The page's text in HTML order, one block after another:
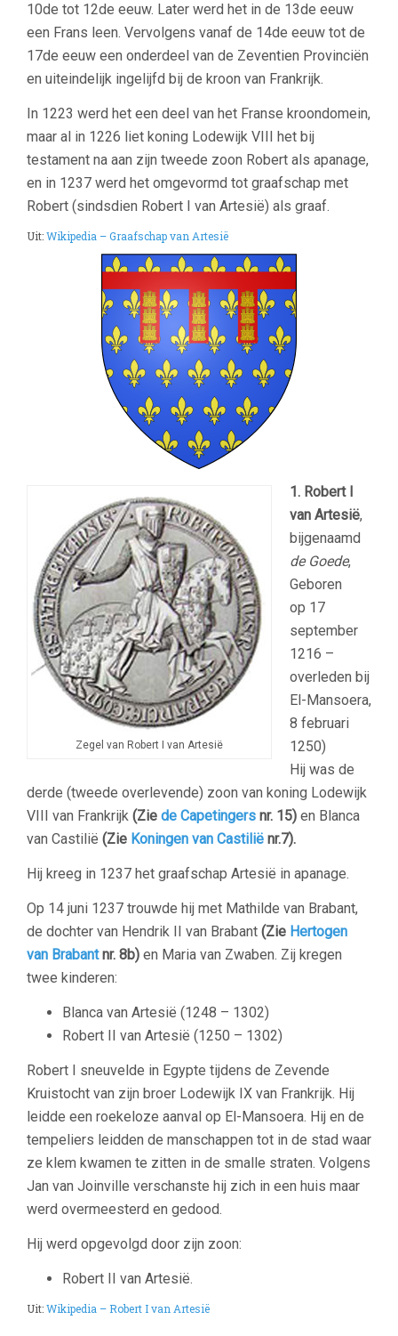
10de tot 12de eeuw. Later werd het in de 13de eeuw
een Frans leen. Vervolgens vanaf de 14de eeuw tot de
17de eeuw een onderdeel van de Zeventien Provinciën
en uiteindelijk ingelijfd bij de kroon van Frankrijk.
In 1223 werd het een deel van het Franse kroondomein,
maar al in 1226 liet koning Lodewijk VIII het bij
testament na aan zijn tweede zoon Robert als apanage,
en in 1237 werd het omgevormd tot graafschap met
Robert (sindsdien Robert I van Artesië) als graaf.
Uit:Wikipedia – Graafschap van Artesië
Zegel van Robert I van Artesië
1. Robert I
van Artesië,
bijgenaamd
de Goede,
Geboren
op 17
september
1216 –
overleden bij
El-Mansoera,
8 februari
1250)
Hij was de
derde (tweede overlevende) zoon van koning Lodewijk
VIII van Frankrijk (Zie de Capetingers nr. 15) en Blanca
van Castilië (Zie Koningen van Castilië nr.7).
Hij kreeg in 1237 het graafschap Artesië in apanage.
Op 14 juni 1237 trouwde hij met Mathilde van Brabant,
de dochter van Hendrik II van Brabant (Zie Hertogen
van Brabantnr. 8b) en Maria van Zwaben. Zij kregen
twee kinderen:
Blanca van Artesië (1248 – 1302)
Robert II van Artesië (1250 – 1302)
Robert I sneuvelde in Egypte tijdens de Zevende
Kruistocht van zijn broer Lodewijk IX van Frankrijk. Hij
leidde een roekeloze aanval op El-Mansoera. Hij en de
tempeliers leidden de manschappen tot in de stad waar
ze klem kwamen te zitten in de smalle straten. Volgens
Jan van Joinville verschanste hij zich in een huis maar
werd overmeesterd en gedood.
Hij werd opgevolgd door zijn zoon:
Robert II van Artesië.
Uit:Wikipedia – Robert I van Artesië